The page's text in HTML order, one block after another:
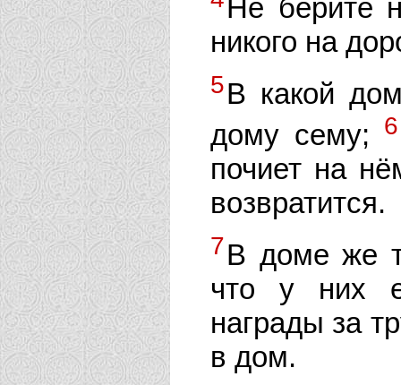
Не берите
никого на
5В какой
дому сему;
6
почиет на
возвратится.
7В доме же
что у них
награды за
в дом.